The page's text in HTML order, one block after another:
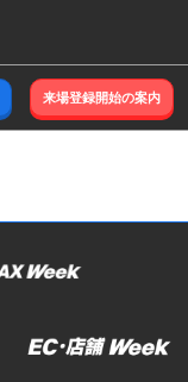
来場登録開始の案内